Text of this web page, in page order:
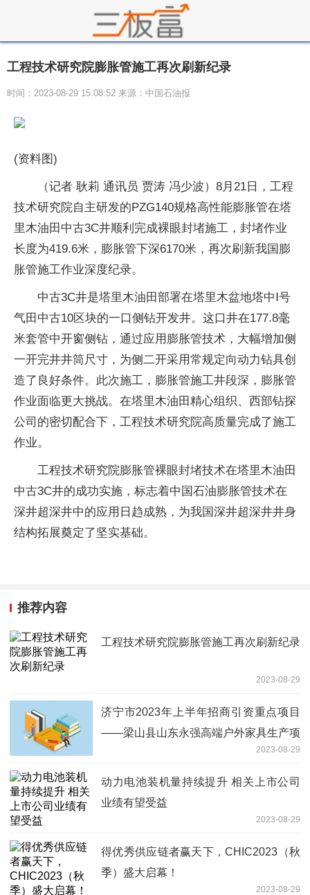
工程技术研究院膨胀管施工再次刷新纪录
时间：2023-08-29 15:08:52 来源：中国石油报
(资料图)
（记者 耿莉 通讯员 贾涛 冯少波）8月21日，工程
技术研究院自主研发的PZG140规格高性能膨胀管在塔
里木油田中古3C井顺利完成裸眼封堵施工，封堵作业
长度为419.6米，膨胀管下深6170米，再次刷新我国膨
胀管施工作业深度纪录。
中古3C井是塔里木油田部署在塔里木盆地塔中Ⅰ号
气田中古10区块的一口侧钻开发井。这口井在177.8毫
米套管中开窗侧钻，通过应用膨胀管技术，大幅增加侧
一开完井井筒尺寸，为侧二开采用常规定向动力钻具创
造了良好条件。此次施工，膨胀管施工井段深，膨胀管
作业面临更大挑战。在塔里木油田精心组织、西部钻探
公司的密切配合下，工程技术研究院高质量完成了施工
作业。
工程技术研究院膨胀管裸眼封堵技术在塔里木油田
中古3C井的成功实施，标志着中国石油膨胀管技术在
深井超深井中的应用日趋成熟，为我国深井超深井井身
结构拓展奠定了坚实基础。
推荐内容
工程技术研究院膨胀管施工再次刷新纪录
2023-08-29
济宁市2023年上半年招商引资重点项目
——梁山县山东永强高端户外家具生产项
2023-08-29
动力电池装机量持续提升 相关上市公司
业绩有望受益
2023-08-29
得优秀供应链者赢天下，CHIC2023（秋
季）盛大启幕！
2023-08-29